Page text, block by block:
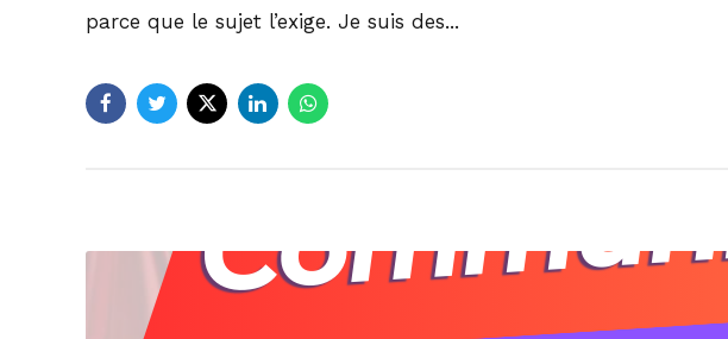
parce que le sujet l’exige. Je suis des...